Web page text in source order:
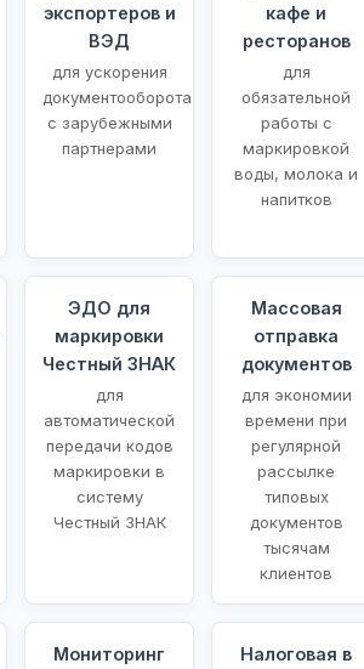
экспортеров и
ВЭД
для ускорения
документооборота
с зарубежными
партнерами
кафе и
ресторанов
для
обязательной
работы с
маркировкой
воды, молока и
напитков
ЭДО для
маркировки
Честный ЗНАК
для
автоматической
передачи кодов
маркировки в
систему
Честный ЗНАК
Массовая
отправка
документов
для экономии
времени при
регулярной
рассылке
типовых
документов
тысячам
клиентов
Мониторинг
Налоговая в